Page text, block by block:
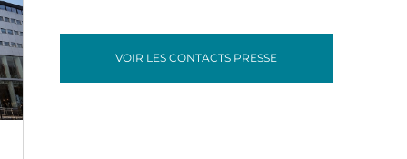
VOIR LES CONTACTS PRESSE